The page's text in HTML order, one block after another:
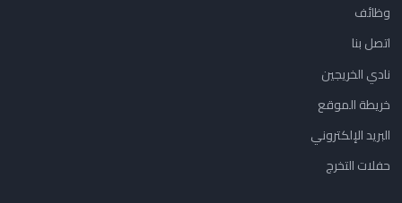
وظائف
اتصل بنا
نادي الخريجين
خريطة الموقع
البريد الإلكتروني
حفلات التخرج